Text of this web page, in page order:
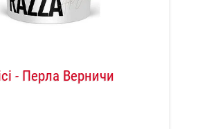
- Перла Верничи